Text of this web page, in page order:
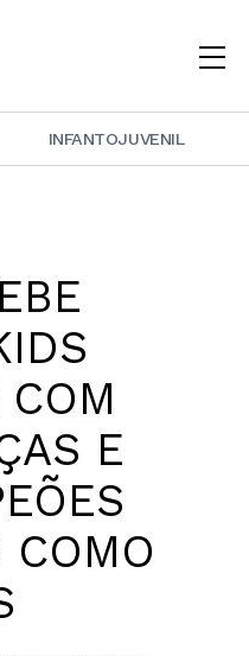
INFANTOJUVENIL
E
COMO